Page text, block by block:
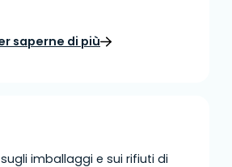
saperne di più
imballaggi e sui rifiuti di